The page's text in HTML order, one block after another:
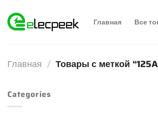
content
Главная Все
Главная / Товары с меткой
Categories